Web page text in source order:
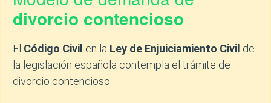
divorcio contencioso
El Código Civil en la Ley de Enjuiciamiento Civil de
la legislación española contempla el trámite de
divorcio contencioso.